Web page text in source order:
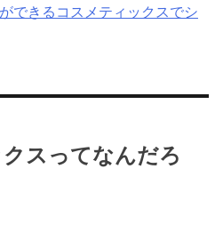
できるコスメティックスでシ
クスってなんだろ